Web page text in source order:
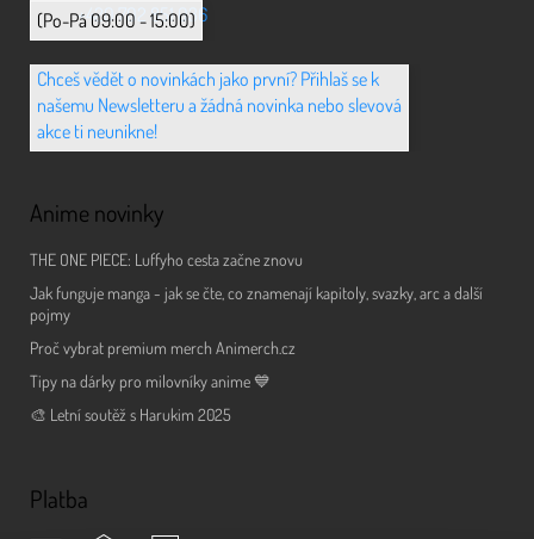
+420 702 851 036
(Po-Pá 09:00 - 15:00)
Chceš vědět o novinkách jako první? Přihlaš se k
našemu Newsletteru a žádná novinka nebo slevová
akce ti neunikne!
Anime novinky
THE ONE PIECE: Luffyho cesta začne znovu
Jak funguje manga - jak se čte, co znamenají kapitoly, svazky, arc a další
pojmy
Proč vybrat premium merch Animerch.cz
Tipy na dárky pro milovníky anime 💙
🎨 Letní soutěž s Harukim 2025
Platba